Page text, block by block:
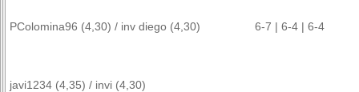
PColomina96 (4,30) / inv diego (4,30) 6-7 | 6-4 | 6-4
javi1234 (4,35) / invi (4,30)